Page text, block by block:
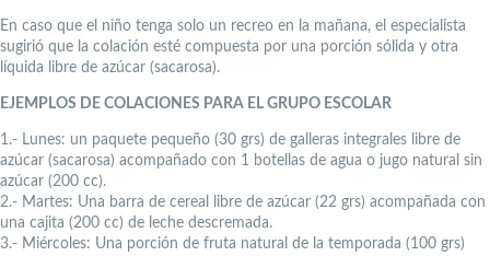
En caso que el niño tenga solo un recreo en la mañana, el especialista
sugirió que la colación esté compuesta por una porción sólida y otra
líquida libre de azúcar (sacarosa).
EJEMPLOS DE COLACIONES PARA EL GRUPO ESCOLAR
1.- Lunes: un paquete pequeño (30 grs) de galleras integrales libre de
azúcar (sacarosa) acompañado con 1 botellas de agua o jugo natural sin
azúcar (200 cc).
2.- Martes: Una barra de cereal libre de azúcar (22 grs) acompañada con
una cajita (200 cc) de leche descremada.
3.- Miércoles: Una porción de fruta natural de la temporada (100 grs)